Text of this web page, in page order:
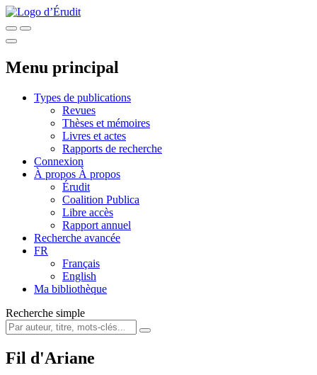
Menu principal
Types de publications
Revues
Thèses et mémoires
Livres et actes
Rapports de recherche
Connexion
À propos À propos
Érudit
Coalition Publica
Libre accès
Rapport annuel
Recherche avancée
FR
Français
English
Ma bibliothèque
Recherche simple
Fil d'Ariane